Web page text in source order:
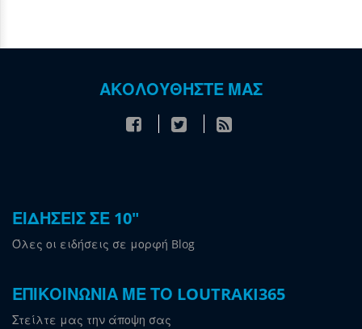
ΑΚΟΛΟΥΘΗΣΤΕ ΜΑΣ
ΕΙΔΗΣΕΙΣ ΣΕ 10"
Όλες οι ειδήσεις σε μορφή Blog
ΕΠΙΚΟΙΝΩΝΙΑ ΜΕ ΤΟ LOUTRAKI365
Στείλτε μας την άποψη σας